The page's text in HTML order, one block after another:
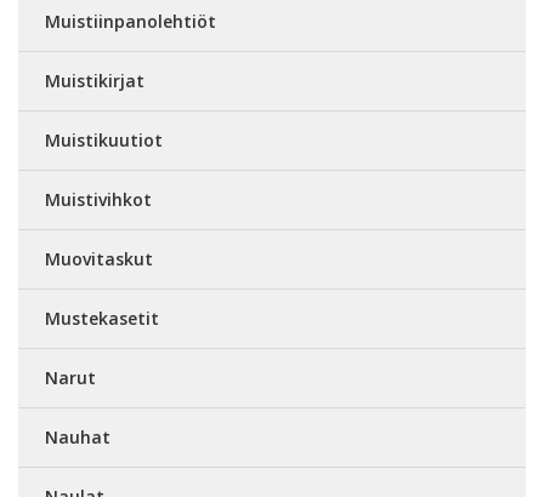
Muistiinpanolehtiöt
Muistikirjat
Muistikuutiot
Muistivihkot
Muovitaskut
Mustekasetit
Narut
Nauhat